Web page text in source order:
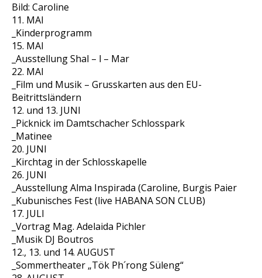
Bild: Caroline
11. MAI
_Kinderprogramm
15. MAI
_Ausstellung Shal – l – Mar
22. MAI
_Film und Musik – Grusskarten aus den EU-
Beitrittsländern
12. und 13. JUNI
_Picknick im Damtschacher Schlosspark
_Matinee
20. JUNI
_Kirchtag in der Schlosskapelle
26. JUNI
_Ausstellung Alma Inspirada (Caroline, Burgis Paier
_Kubunisches Fest (live HABANA SON CLUB)
17. JULI
_Vortrag Mag. Adelaida Pichler
_Musik DJ Boutros
12., 13. und 14. AUGUST
_Sommertheater „Tök Ph´rong Süleng“